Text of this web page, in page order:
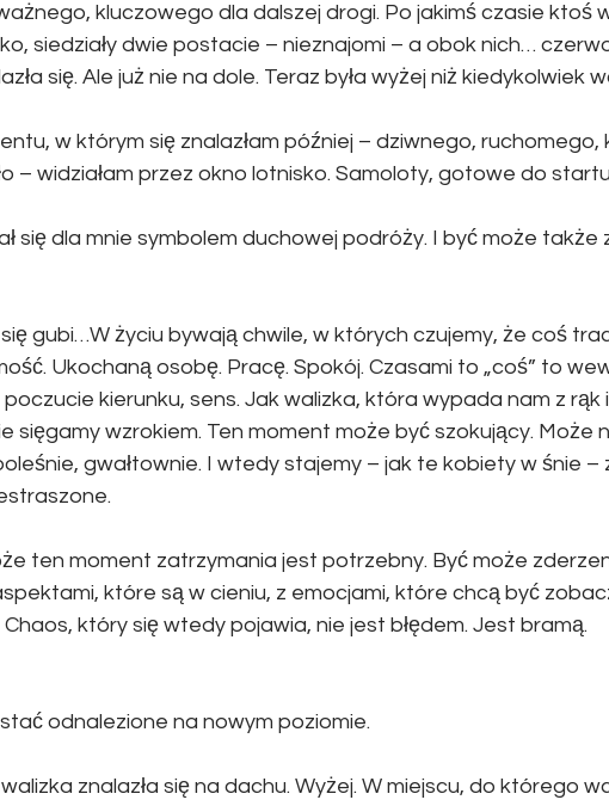
kluczowego dla dalszej drogi. Po jakimś czasie ktoś
siedziały dwie postacie – nieznajomi – a obok nich…
się. Ale już nie na dole. Teraz była wyżej niż kiedykolwiek
w którym się znalazłam później – dziwnego, ruchomego,
– widziałam przez okno lotnisko. Samoloty, gotowe do
się dla mnie symbolem duchowej podróży. I być może także
gubi…W życiu bywają chwile, w których czujemy, że coś
Ukochaną osobę. Pracę. Spokój. Czasami to „coś” to
kierunku, sens. Jak walizka, która wypada nam z rąk
sięgamy wzrokiem. Ten moment może być szokujący. Może
gwałtownie. I wtedy stajemy – jak te kobiety w śnie –
ten moment zatrzymania jest potrzebny. Być może
które są w cieniu, z emocjami, które chcą być
który się wtedy pojawia, nie jest błędem. Jest bramą.
odnalezione na nowym poziomie.
znalazła się na dachu. Wyżej. W miejscu, do którego